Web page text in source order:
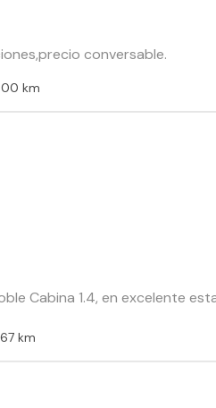
conversable.
km
Cabina 1.4, en excelente
km